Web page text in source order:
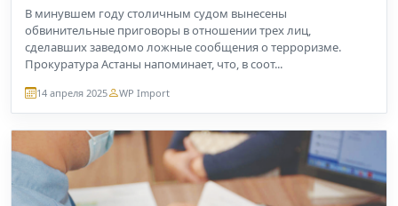
В минувшем году столичным судом вынесены
обвинительные приговоры в отношении трех лиц,
сделавших заведомо ложные сообщения о терроризме.
Прокуратура Астаны напоминает, что, в соот...
14 апреля 2025 WP Import